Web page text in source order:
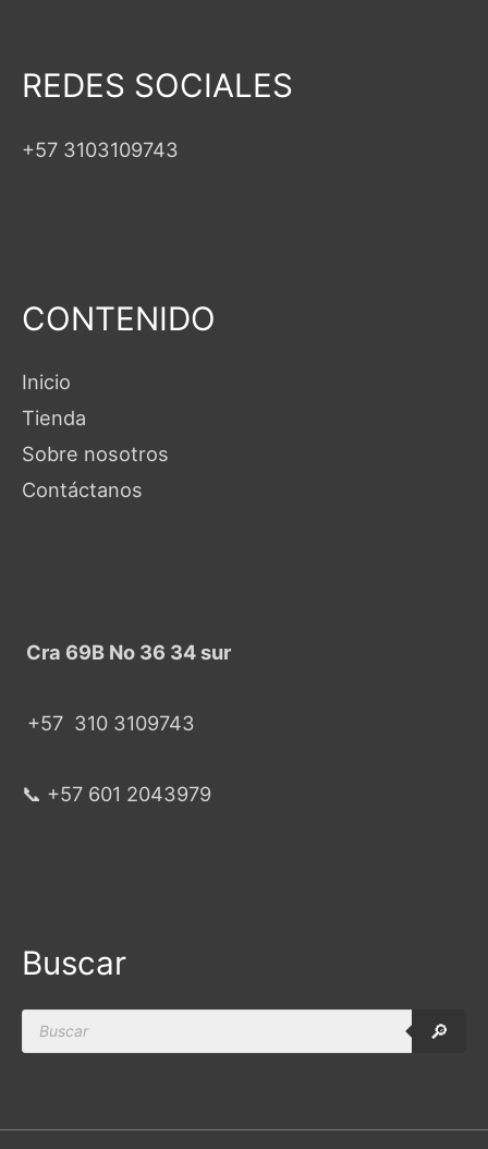
REDES SOCIALES
+57 3103109743
CONTENIDO
Inicio
Tienda
Sobre nosotros
Contáctanos
Cra 69B No 36 34 sur
+57 310 3109743
📞 +57 601 2043979
Buscar
Products
search
🔎